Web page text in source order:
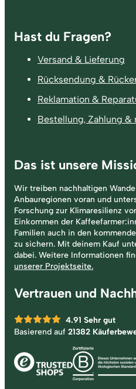
Fußzeile
Hast du Fragen?
Versand & Lieferung
Rücksendung &
Reklamation &
Bestellung, Zahlung &
Das ist unsere
Wir treiben nachhaltigen
Anbauregionen voran und
Forschung zur Klimaresilienz
Einkommen der
Familien auch in den
zu sichern. Mit deinem Kauf
dabei. Weitere Informationen
unserer Projektseite.
Vertrauen und
4.91 Sehr gut
Basierend auf 21382